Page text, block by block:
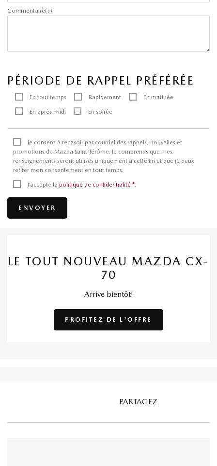
Commentaire(s)
PÉRIODE DE RAPPEL PRÉFÉRÉE
En tout temps Rapidement En matinée
En après-midi En soirée
Je consens à recevoir par courriel des rappels, nouvelles et
promotions de Mazda Saint-Jérôme. Je comprends que mes
renseignements seront utilisés uniquement à cette fin et que je peux
retirer mon consentement en tout temps.
J’accepte la politique de confidentialité *.
LE TOUT NOUVEAU MAZDA CX-
70
Arrive bientôt!
PROFITEZ DE L'OFFRE
PARTAGEZ